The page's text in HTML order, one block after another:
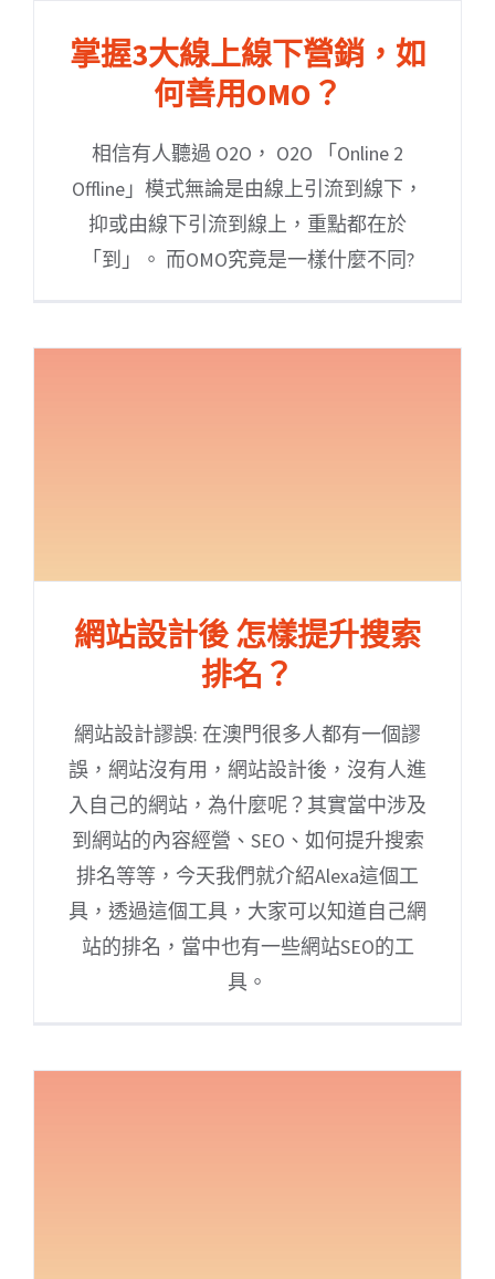
掌握3大線上線下營銷，如
何善用OMO？
相信有人聽過 O2O， O2O 「Online 2
Offline」模式無論是由線上引流到線下，
抑或由線下引流到線上，重點都在於
「到」。 而OMO究竟是一樣什麼不同?
網站設計後 怎樣提升搜索
排名？
網站設計謬誤: 在澳門很多人都有一個謬
誤，網站沒有用，網站設計後，沒有人進
入自己的網站，為什麼呢？其實當中涉及
到網站的內容經營、SEO、如何提升搜索
排名等等，今天我們就介紹Alexa這個工
具，透過這個工具，大家可以知道自己網
站的排名，當中也有一些網站SEO的工
具。